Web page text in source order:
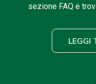
sezione FAQ e
LEGGI